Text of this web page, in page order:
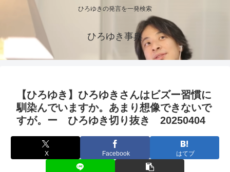
ひろゆきの発言を一発検索
ひろゆき事典
【ひろゆき】ひろゆきさんはビズー習慣に
馴染んでいますか。あまり想像できないで
すが。ー ひろゆき切り抜き 20250404
X Facebook はてブ